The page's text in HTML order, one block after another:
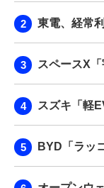
東電、経常
スペースX
スズキ「軽
BYD「ラッ